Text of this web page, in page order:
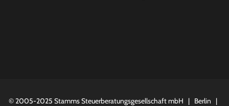
© 2005-2025 Stamms Steuerberatungsgesellschaft mbH | Berlin |